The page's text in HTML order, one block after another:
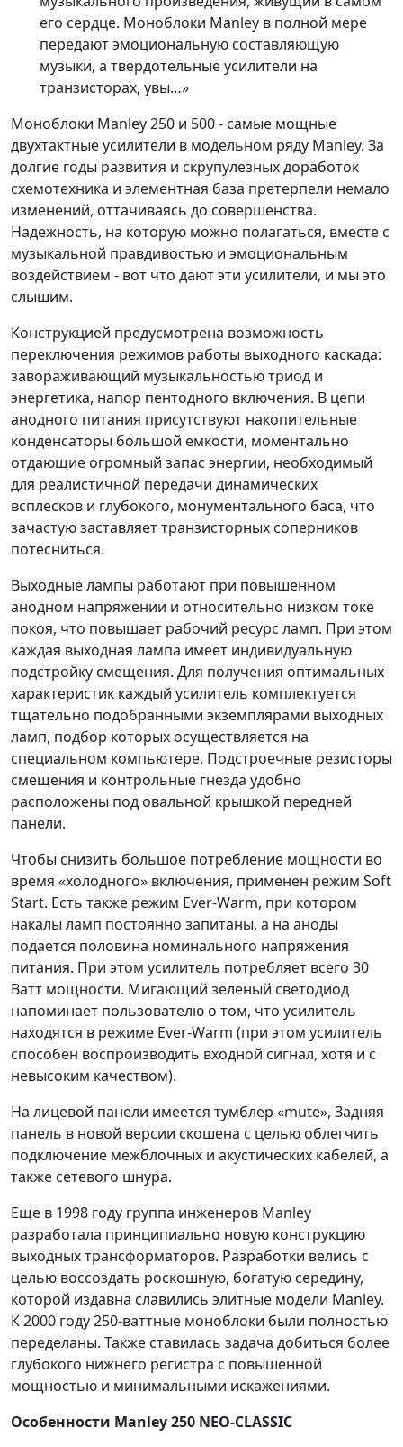
его сердце. Моноблоки Manley в полной мере
передают эмоциональную составляющую
музыки, а твердотельные усилители на
транзисторах, увы…»
Моноблоки Manley 250 и 500 - самые мощные
двухтактные усилители в модельном ряду Manley. За
долгие годы развития и скрупулезных доработок
схемотехника и элементная база претерпели немало
изменений, оттачиваясь до совершенства.
Надежность, на которую можно полагаться, вместе с
музыкальной правдивостью и эмоциональным
воздействием - вот что дают эти усилители, и мы это
слышим.
Конструкцией предусмотрена возможность
переключения режимов работы выходного каскада:
завораживающий музыкальностью триод и
энергетика, напор пентодного включения. В цепи
анодного питания присутствуют накопительные
конденсаторы большой емкости, моментально
отдающие огромный запас энергии, необходимый
для реалистичной передачи динамических
всплесков и глубокого, монументального баса, что
зачастую заставляет транзисторных соперников
потесниться.
Выходные лампы работают при повышенном
анодном напряжении и относительно низком токе
покоя, что повышает рабочий ресурс ламп. При этом
каждая выходная лампа имеет индивидуальную
подстройку смещения. Для получения оптимальных
характеристик каждый усилитель комплектуется
тщательно подобранными экземплярами выходных
ламп, подбор которых осуществляется на
специальном компьютере. Подстроечные резисторы
смещения и контрольные гнезда удобно
расположены под овальной крышкой передней
панели.
Чтобы снизить большое потребление мощности во
время «холодного» включения, применен режим Soft
Start. Есть также режим Ever-Warm, при котором
накалы ламп постоянно запитаны, а на аноды
подается половина номинального напряжения
питания. При этом усилитель потребляет всего 30
Ватт мощности. Мигающий зеленый светодиод
напоминает пользователю о том, что усилитель
находятся в режиме Ever-Warm (при этом усилитель
способен воспроизводить входной сигнал, хотя и с
невысоким качеством).
На лицевой панели имеется тумблер «mute», Задняя
панель в новой версии скошена с целью облегчить
подключение межблочных и акустических кабелей, а
также сетевого шнура.
Еще в 1998 году группа инженеров Manley
разработала принципиально новую конструкцию
выходных трансформаторов. Разработки велись с
целью воссоздать роскошную, богатую середину,
которой издавна славились элитные модели Manley.
К 2000 году 250-ваттные моноблоки были полностью
переделаны. Также ставилась задача добиться более
глубокого нижнего регистра с повышенной
мощностью и минимальными искажениями.
Особенности Manley 250 NEO-CLASSIC